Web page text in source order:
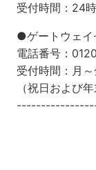
受付時間：24
●ゲートウェイ
電話番号：
受付時間：月
（祝日および